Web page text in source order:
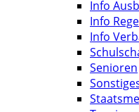
Info
Info
Info
Senioren